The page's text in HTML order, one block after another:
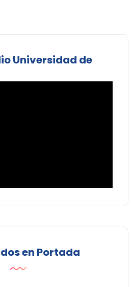
Universidad de
en Portada